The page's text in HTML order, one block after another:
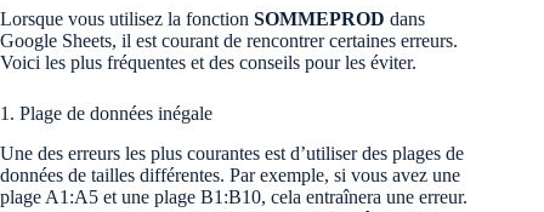
Lorsque vous utilisez la fonction SOMMEPROD dans
Google Sheets, il est courant de rencontrer certaines erreurs.
Voici les plus fréquentes et des conseils pour les éviter.
1. Plage de données inégale
Une des erreurs les plus courantes est d’utiliser des plages de
données de tailles différentes. Par exemple, si vous avez une
plage A1:A5 et une plage B1:B10, cela entraînera une erreur.